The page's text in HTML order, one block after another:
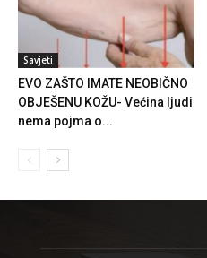
Savjeti
EVO ZAŠTO IMATE NEOBIČNO
OBJEŠENU KOŽU- Većina ljudi
nema pojma o...